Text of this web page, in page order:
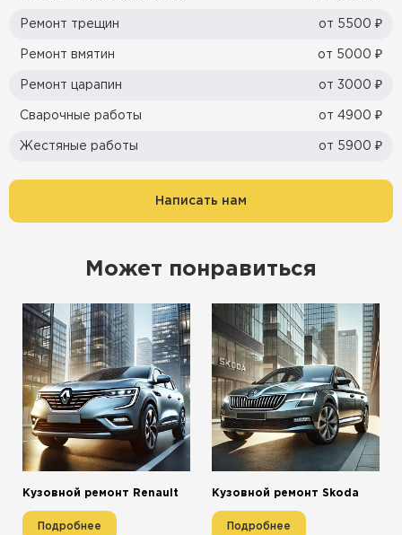
Ремонт трещин от 5500 ₽
Ремонт вмятин от 5000 ₽
Ремонт царапин от 3000 ₽
Сварочные работы от 4900 ₽
Жестяные работы от 5900 ₽
Написать нам
Может понравиться
Кузовной ремонт Renault
Подробнее
Кузовной ремонт Skoda
Подробнее